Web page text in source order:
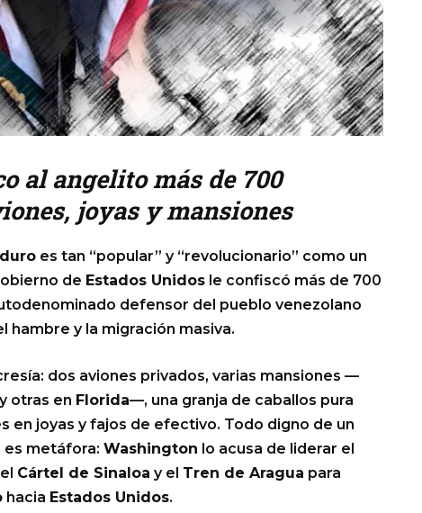
al angelito más de 700
joyas y mansiones
es tan “popular” y “revolucionario” como un
de Estados Unidos le confiscó más de 700
defensor del pueblo venezolano
hambre y la migración masiva.
dos aviones privados, varias mansiones —
y otras en Florida—, una granja de caballos pura
en joyas y fajos de efectivo. Todo digno de un
es metáfora: Washington lo acusa de liderar el
Cártel de Sinaloa y el Tren de Aragua para
hacia Estados Unidos.